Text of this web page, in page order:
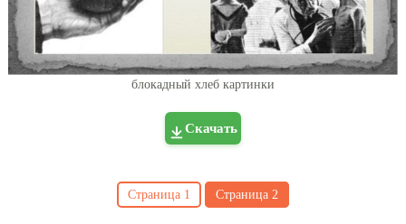
блокадный хлеб картинки
Скачать
Страница 1 Страница 2